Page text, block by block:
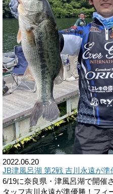
2022.06.20
JB津風呂湖 第2戦 吉川永遠が準
6/19に奈良県・津風呂湖で開催
タッフ吉川永遠が準優勝！フィ